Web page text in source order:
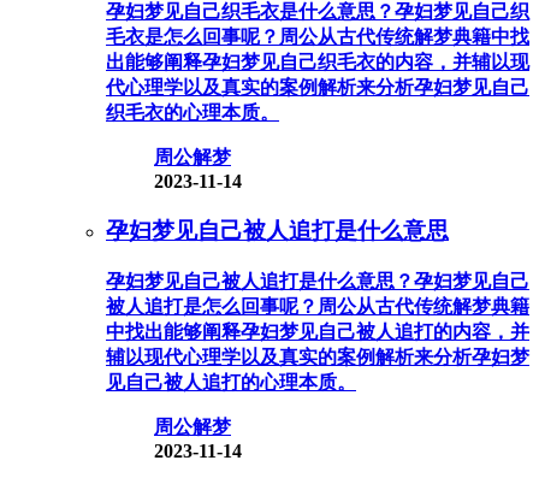
孕妇梦见自己织毛衣是什么意思？孕妇梦见自己织
毛衣是怎么回事呢？周公从古代传统解梦典籍中找
出能够阐释孕妇梦见自己织毛衣的内容，并辅以现
代心理学以及真实的案例解析来分析孕妇梦见自己
织毛衣的心理本质。
周公解梦
2023-11-14
孕妇梦见自己被人追打是什么意思
孕妇梦见自己被人追打是什么意思？孕妇梦见自己
被人追打是怎么回事呢？周公从古代传统解梦典籍
中找出能够阐释孕妇梦见自己被人追打的内容，并
辅以现代心理学以及真实的案例解析来分析孕妇梦
见自己被人追打的心理本质。
周公解梦
2023-11-14